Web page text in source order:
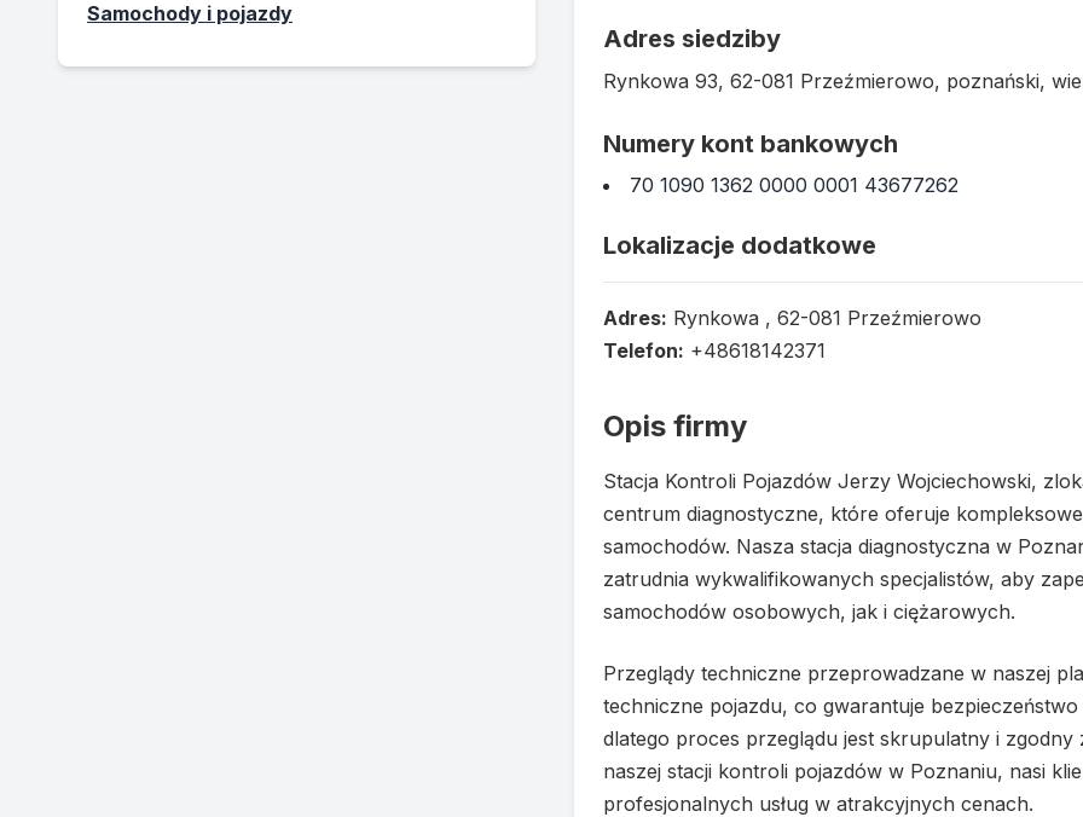
Samochody i pojazdy
Adres siedziby
Rynkowa 93, 62-081 Przeźmierowo, poznański,
Numery kont bankowych
70 1090 1362 0000 0001 43677262
Lokalizacje dodatkowe
Adres: Rynkowa , 62-081 Przeźmierowo
Telefon: +48618142371
Opis firmy
Stacja Kontroli Pojazdów Jerzy Wojciechowski,
centrum diagnostyczne, które oferuje
samochodów. Nasza stacja diagnostyczna w
zatrudnia wykwalifikowanych specjalistów, aby
samochodów osobowych, jak i ciężarowych.
Przeglądy techniczne przeprowadzane w naszej
techniczne pojazdu, co gwarantuje
dlatego proces przeglądu jest skrupulatny i
naszej stacji kontroli pojazdów w Poznaniu, nasi
profesjonalnych usług w atrakcyjnych cenach.